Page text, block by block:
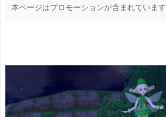
本ページはプロモーションが含まれています